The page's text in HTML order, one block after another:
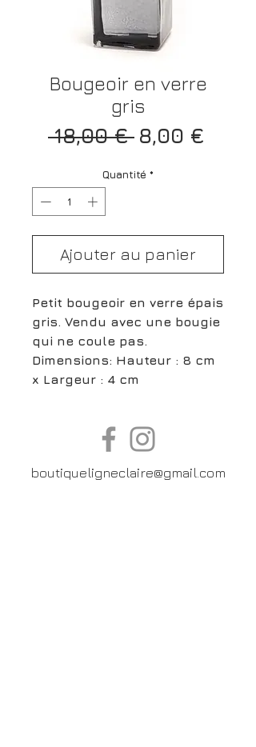
Bougeoir en verre
gris
18,00 € Prix
8,00 €
Quantité *
Ajouter au panier
Petit bougeoir en verre épais
gris. Vendu avec une bougie
qui ne coule pas.
Dimensions: Hauteur : 8 cm
x Largeur : 4 cm
boutiqueligneclaire@gmail.com